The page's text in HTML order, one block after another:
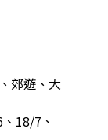
郊遊、大
18/7、